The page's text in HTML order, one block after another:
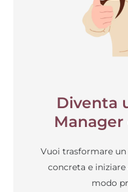
Diventa
Manager
Vuoi trasformare
concreta e
modo